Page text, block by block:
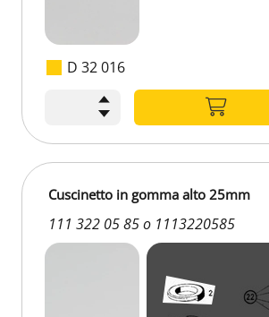
D 32 016
Cuscinetto in gomma alto 25mm
111 322 05 85 o 1113220585